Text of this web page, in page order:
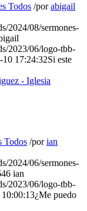
Todos /porabigail
2024/08/sermones-
2023/06/logo-tbb-
10 17:24:32Si este
Todos /porian
2024/06/sermones-
ian
2023/06/logo-tbb-
¿Me puedo